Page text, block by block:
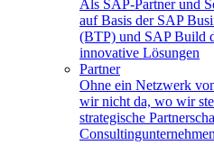
Als SAP-Partner und
auf Basis der SAP
(BTP) und SAP Build
innovative Lösungen
Partner
Ohne ein Netzwerk
wir nicht da, wo wir
strategische